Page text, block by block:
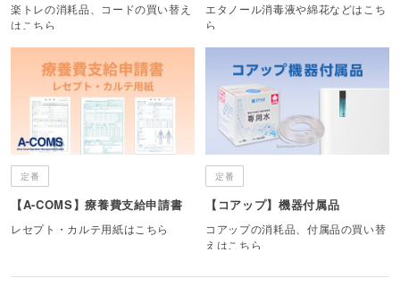
楽トレの消耗品、コードの買い替え
はこちら
エタノール消毒液や綿花などはこち
ら
定番
【A-COMS】療養費支給申請書
レセプト・カルテ用紙はこちら
定番
【コアップ】機器付属品
コアップの消耗品、付属品の買い替
えはこちら